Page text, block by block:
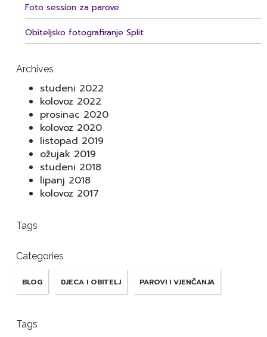
Foto session za parove
Obiteljsko fotografiranje Split
Archives
studeni 2022
kolovoz 2022
prosinac 2020
kolovoz 2020
listopad 2019
ožujak 2019
studeni 2018
lipanj 2018
kolovoz 2017
Tags
Categories
BLOG DJECA I OBITELJ PAROVI I VJENČANJA
Tags